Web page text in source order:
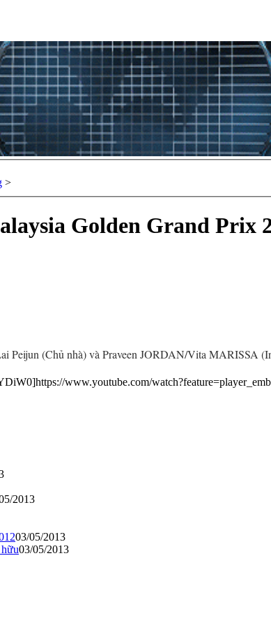
>
Golden Grand Prix
(Chủ nhà) và Praveen JORDAN/Vita MARISSA
www.youtube.com/
2013
03/05/2013
03/05/2013